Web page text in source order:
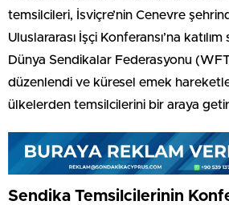
temsilcileri, İsviçre’nin Cenevre
Uluslararası İşçi Konferansı’na
Dünya Sendikalar Federasyonu
düzenlendi ve küresel emek
ülkelerden temsilcilerini bir araya
Sendika Temsilcilerinin